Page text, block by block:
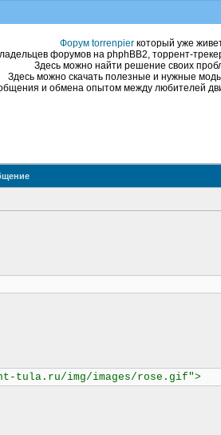
Форум torrenpier который уже
форумов на phphBB2, торрент-
Здесь можно найти решение своих
Здесь можно скачать полезные и нужные
и обмена опытом между любителей
tula.ru/img/images/rose.gif">